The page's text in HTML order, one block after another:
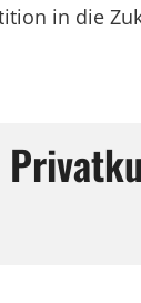
in die